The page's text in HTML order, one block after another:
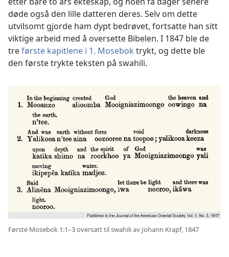
døde også den lille datteren deres. Selv om dette
utvilsomt gjorde ham dypt bedrøvet, fortsatte han sitt
viktige arbeid med å oversette Bibelen. I 1847 ble de
treførste kapitlene i 1. Mosebok trykt, og dette ble
den første trykte teksten på swahili.
Første Mosebok 1:1–3 oversatt til swahili av Johann Krapf, 1847